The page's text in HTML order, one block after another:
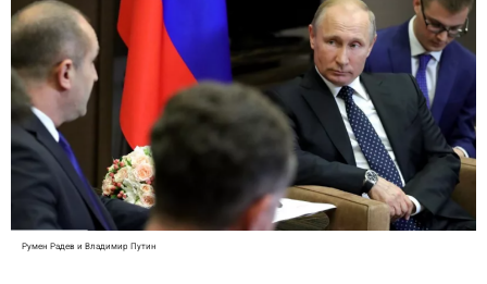
Румен Радев и Владимир Путин